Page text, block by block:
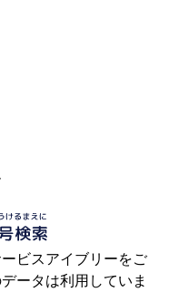
ビスアイブリーをご
ータは利用していま